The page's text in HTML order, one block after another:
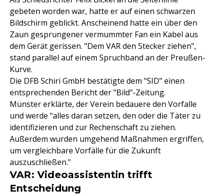
gebeten worden war, hatte er auf einen schwarzen
Bildschirm geblickt. Anscheinend hatte ein über den
Zaun gesprungener vermummter Fan ein Kabel aus
dem Gerät gerissen. "Dem VAR den Stecker ziehen",
stand parallel auf einem Spruchband an der Preußen-
Kurve.
Die DFB Schiri GmbH bestätigte dem "SID" einen
entsprechenden Bericht der "Bild"-Zeitung.
Münster erklärte, der Verein bedauere den Vorfalle
und werde "alles daran setzen, den oder die Täter zu
identifizieren und zur Rechenschaft zu ziehen.
Außerdem wurden umgehend Maßnahmen ergriffen,
um vergleichbare Vorfälle für die Zukunft
auszuschließen."
VAR: Videoassistentin trifft
Entscheidung